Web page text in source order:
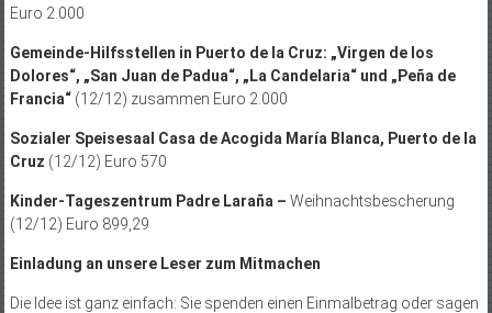
Euro 2.000
Gemeinde-Hilfsstellen in Puerto de la Cruz: „Virgen de los
Dolores“, „San Juan de Padua“, „La Candelaria“ und „Peña de
Francia“(12/12) zusammen Euro 2.000
Sozialer Speisesaal Casa de Acogida María Blanca, Puerto de la
Cruz (12/12) Euro 570
Kinder-Tageszentrum Padre Laraña – Weihnachtsbescherung
(12/12) Euro 899,29
Einladung an unsere Leser zum Mitmachen
Die Idee ist ganz einfach: Sie spenden einen Einmalbetrag oder sagen